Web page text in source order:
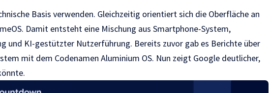
Basis verwenden. Gleichzeitig orientiert sich die Oberfläche an
Damit entsteht eine Mischung aus Smartphone-System,
und KI-gestützter Nutzerführung. Bereits zuvor gab es Berichte über
mit dem Codenamen Aluminium OS. Nun zeigt Google deutlicher,